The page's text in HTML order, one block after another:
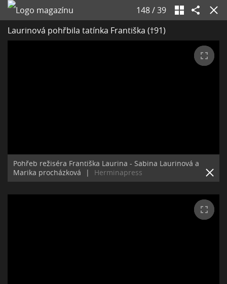
148/39
Laurinová pohřbila tatínka Františka (†91)
Pohřeb režiséra Františka Laurina - Sabina Laurinová a
Marika procházková
| Herminapress